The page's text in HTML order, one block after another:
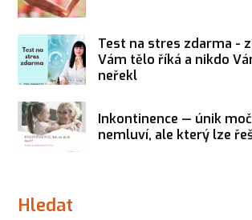
Test na stres zdarma -
Vám tělo říká a nikdo
neřekl
Inkontinence — únik
nemluví, ale který lze
Hledat